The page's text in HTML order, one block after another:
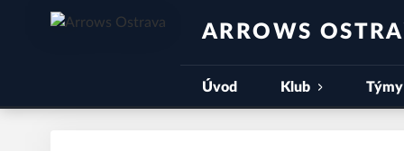
ARROWS
Úvod Klub Týmy